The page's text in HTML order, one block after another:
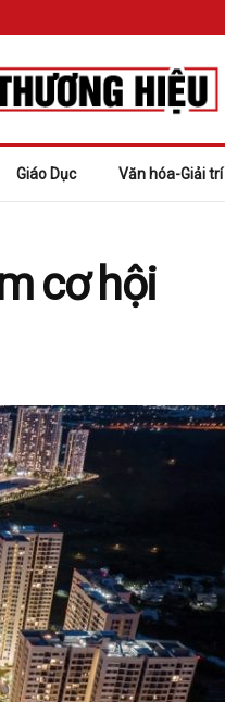
Giáo Dục Văn hóa-Giải trí
cơ hội